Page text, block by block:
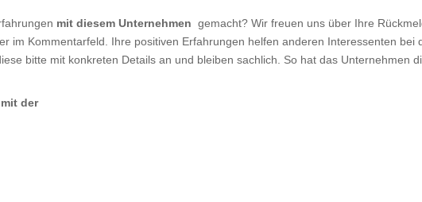
mit diesem Unternehmen gemacht? Wir freuen uns über Ihre
im Kommentarfeld. Ihre positiven Erfahrungen helfen anderen Interessenten bei
bitte mit konkreten Details an und bleiben sachlich. So hat das Unternehmen
mit der